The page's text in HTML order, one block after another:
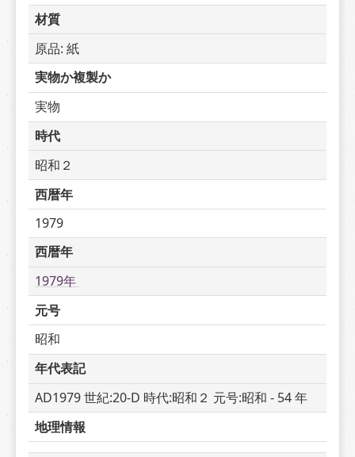
材質
原品: 紙
実物か複製か
実物
時代
昭和２
西暦年
1979
西暦年
1979年
元号
昭和
年代表記
AD1979 世紀:20-D 時代:昭和２ 元号:昭和 - 54 年
地理情報